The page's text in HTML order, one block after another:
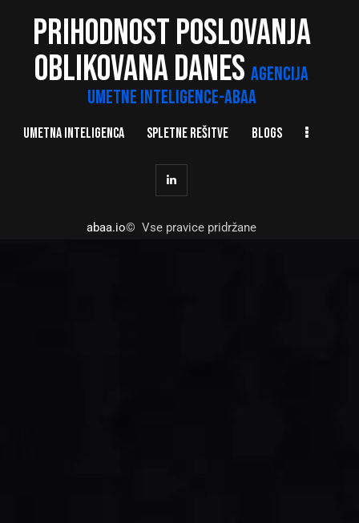
PRIHODNOST POSLOVANJA
OBLIKOVANA DANES AGENCIJA
UMETNE INTELIGENCE-ABAA
UMETNA INTELIGENCA SPLETNE REŠITVE BLOGS
abaa.io© Vse pravice pridržane